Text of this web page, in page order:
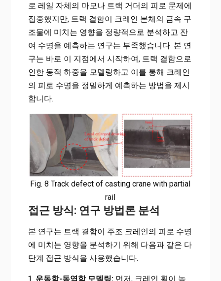
로 레일 자체의 마모나 트랙 거더의 피로 문제에
집중했지만, 트랙 결함이 크레인 본체의 금속 구
조물에 미치는 영향을 정량적으로 분석하고 잔
여 수명을 예측하는 연구는 부족했습니다. 본 연
구는 바로 이 지점에서 시작하여, 트랙 결함으로
인한 동적 하중을 모델링하고 이를 통해 크레인
의 피로 수명을 정밀하게 예측하는 방법을 제시
합니다.
Fig. 8 Track defect of casting crane with partial
rail
접근 방식: 연구 방법론 분석
본 연구는 트랙 결함이 주조 크레인의 피로 수명
에 미치는 영향을 분석하기 위해 다음과 같은 다
단계 접근 방식을 사용했습니다.
운동학-동역학 모델링:먼저, 크레인 휠이 높